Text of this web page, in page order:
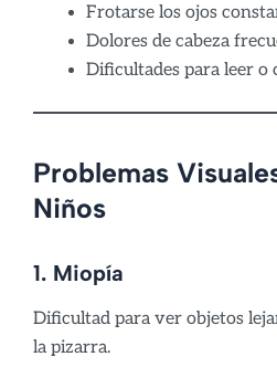
Frotarse los ojos
Dolores de cabeza
Dificultades para leer o
Problemas
Niños
1. Miopía
Dificultad para ver objetos
la pizarra.